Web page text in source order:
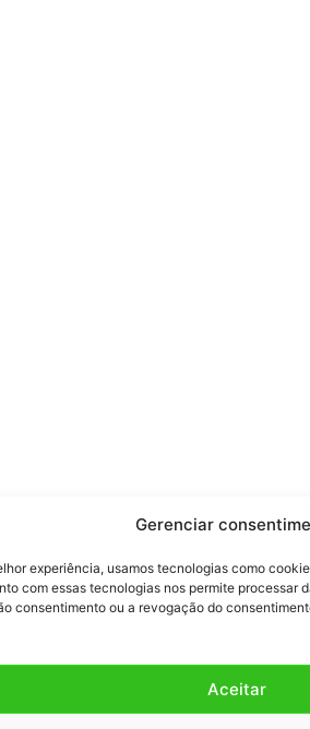
Gerenciar
experiência, usamos tecnologias como
com essas tecnologias nos permite processar
consentimento ou a revogação do
Aceitar